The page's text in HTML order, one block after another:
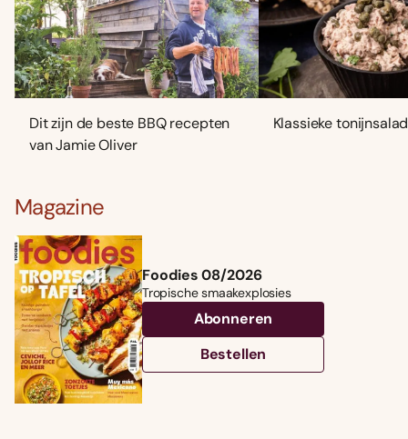
Dit zijn de beste BBQ recepten
van Jamie Oliver
Klassieke
Magazine
Foodies 08/2026
Tropische smaakexplosies
Abonneren
Bestellen